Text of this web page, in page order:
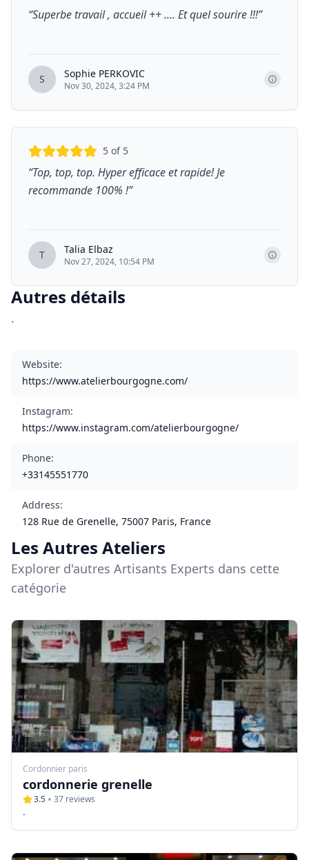
“Superbe travail , accueil ++ …. Et quel sourire !!!”
S Sophie PERKOVIC
Nov 30, 2024, 3:24 PM
5 of 5
“Top, top, top. Hyper efficace et rapide! Je
recommande 100% !”
T Talia Elbaz
Nov 27, 2024, 10:54 PM
Autres détails
.
Website:
https://www.atelierbourgogne.com/
Instagram:
https://www.instagram.com/atelierbourgogne/
Phone:
+33145551770
Address:
128 Rue de Grenelle, 75007 Paris, France
Les Autres Ateliers
Explorer d'autres Artisants Experts dans cette
catégorie
Cordonnier paris
cordonnerie grenelle
3.5 37 reviews
.